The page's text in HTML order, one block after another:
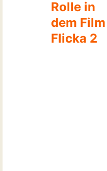
Rolle in
dem Film
Flicka 2